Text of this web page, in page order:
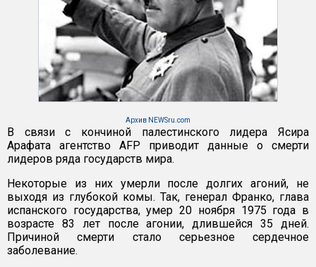
Архив NEWSru.com
В связи с кончиной палестинского лидера Ясира
Арафата агентство AFP приводит данные о смерти
лидеров ряда государств мира.
Некоторые из них умерли после долгих агоний, не
выходя из глубокой комы. Так, генерал Франко, глава
испанского государства, умер 20 ноября 1975 года в
возрасте 83 лет после агонии, длившейся 35 дней.
Причиной смерти стало серьезное сердечное
заболевание.